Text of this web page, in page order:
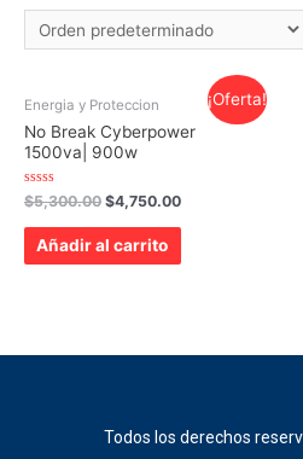
¡Oferta!
Energia y Proteccion
No Break Cyberpower
1500va| 900w
Valorado
con
0
$5,300.00 $4,750.00
Añadir al carrito
Todos los derechos